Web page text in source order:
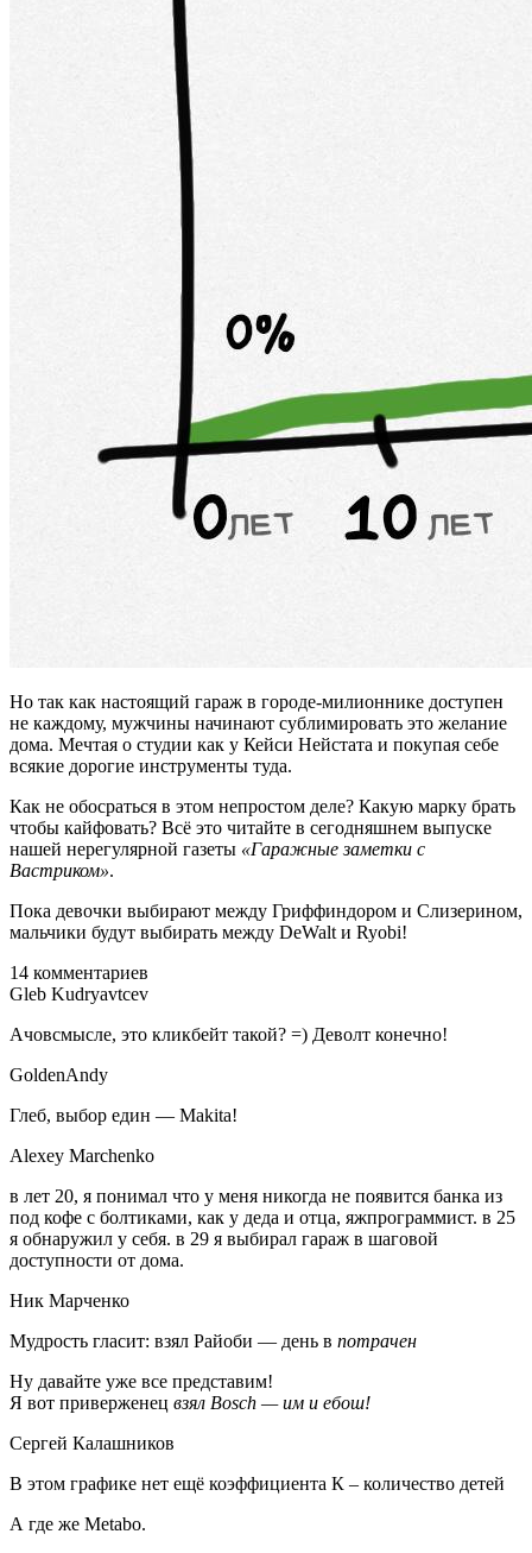
Но так как настоящий гараж в городе-милионнике доступен
не каждому, мужчины начинают сублимировать это желание
дома. Мечтая о студии как у Кейси Нейстата и покупая себе
всякие дорогие инструменты туда.
Как не обосраться в этом непростом деле? Какую марку брать
чтобы кайфовать? Всё это читайте в сегодняшнем выпуске
нашей нерегулярной газеты «Гаражные заметки с
Вастриком».
Пока девочки выбирают между Гриффиндором и Слизерином,
мальчики будут выбирать между DeWalt и Ryobi!
14 комментариев
Gleb Kudryavtcev
Ачовсмысле, это кликбейт такой? =) Деволт конечно!
GoldenAndy
Глеб, выбор един — Makita!
Alexey Marchenko
в лет 20, я понимал что у меня никогда не появится банка из
под кофе с болтиками, как у деда и отца, яжпрограммист. в 25
я обнаружил у себя. в 29 я выбирал гараж в шаговой
доступности от дома.
Ник Марченко
Мудрость гласит: взял Райоби — день в потрачен
Ну давайте уже все представим!
Я вот приверженец взял Bosch — им и ебош!
Сергей Калашников
В этом графике нет ещё коэффициента К – количество детей
А где же Metabo.